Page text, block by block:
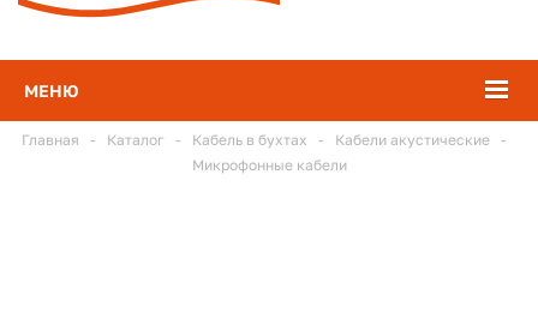
МЕНЮ
Главная - Каталог - Кабель в бухтах - Кабели акустические
-
Микрофонные кабели